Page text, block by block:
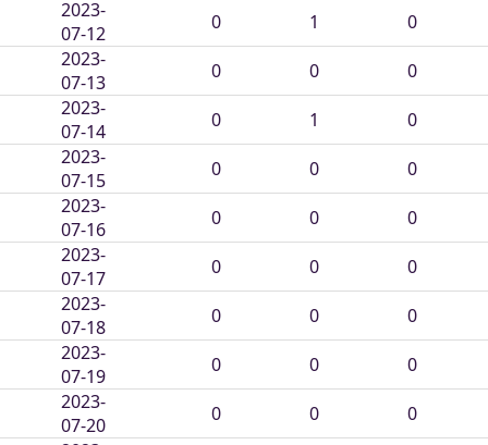
2023-
07-12
0 1
0
2023-
07-13
0 0
0
2023-
07-14
0 1
0
2023-
07-15
0 0
0
2023-
07-16
0 0
0
2023-
07-17
0 0
0
2023-
07-18
0 0
0
2023-
07-19
0 0
0
2023-
07-20
0 0
0